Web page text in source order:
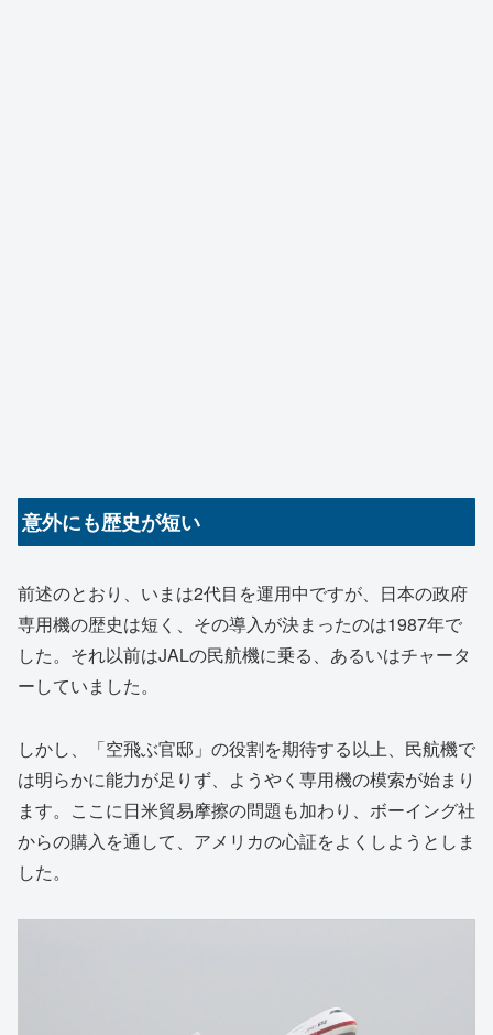
意外にも歴史が短い
前述のとおり、いまは2代目を運用中ですが、日本の政府
専用機の歴史は短く、その導入が決まったのは1987年で
した。それ以前はJALの民航機に乗る、あるいはチャータ
ーしていました。
しかし、「空飛ぶ官邸」の役割を期待する以上、民航機で
は明らかに能力が足りず、ようやく専用機の模索が始まり
ます。ここに日米貿易摩擦の問題も加わり、ボーイング社
からの購入を通して、アメリカの心証をよくしようとしま
した。